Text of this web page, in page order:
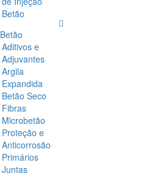
Betão
Betão
Aditivos e
Adjuvantes
Argila
Expandida
Betão Seco
Fibras
Microbetão
Proteção e
Anticorrosão
Primários
Juntas